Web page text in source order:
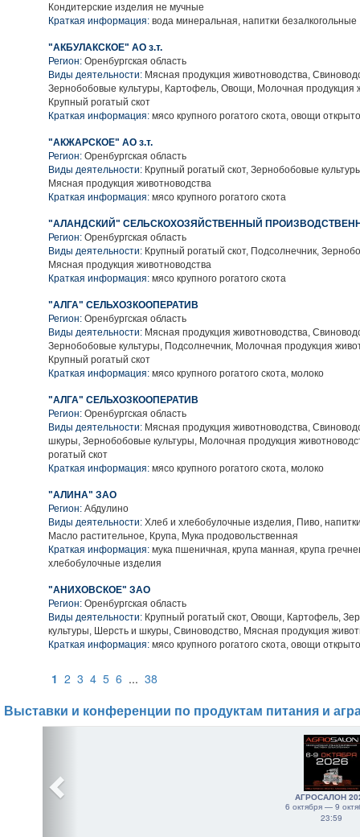
Кондитерские изделия не мучные
Краткая информация: вода минеральная, напитки безалкогольные
"АКБУЛАКСКОЕ" АО з.т.
Регион: Оренбургская область
Виды деятельности: Мясная продукция животноводства,
Зернобобовые культуры, Картофель, Овощи, Молочная продукция
Крупный рогатый скот
Краткая информация: мясо крупного рогатого скота, овощи
"АКЖАРСКОЕ" АО з.т.
Регион: Оренбургская область
Виды деятельности: Крупный рогатый скот, Зернобобовые
Мясная продукция животноводства
Краткая информация: мясо крупного рогатого скота
"АЛАНДСКИЙ" СЕЛЬСКОХОЗЯЙСТВЕННЫЙ
Регион: Оренбургская область
Виды деятельности: Крупный рогатый скот, Подсолнечник,
Мясная продукция животноводства
Краткая информация: мясо крупного рогатого скота
"АЛГА" СЕЛЬХОЗКООПЕРАТИВ
Регион: Оренбургская область
Виды деятельности: Мясная продукция животноводства,
Зернобобовые культуры, Подсолнечник, Молочная продукция
Крупный рогатый скот
Краткая информация: мясо крупного рогатого скота, молоко
"АЛГА" СЕЛЬХОЗКООПЕРАТИВ
Регион: Оренбургская область
Виды деятельности: Мясная продукция животноводства,
шкуры, Зернобобовые культуры, Молочная продукция
рогатый скот
Краткая информация: мясо крупного рогатого скота, молоко
"АЛИНА" ЗАО
Регион: Абдулино
Виды деятельности: Хлеб и хлебобулочные изделия, Пиво,
Масло растительное, Крупа, Мука продовольственная
Краткая информация: мука пшеничная, крупа манная, крупа
хлебобулочные изделия
"АНИХОВСКОЕ" ЗАО
Регион: Оренбургская область
Виды деятельности: Крупный рогатый скот, Овощи, Картофель,
культуры, Шерсть и шкуры, Свиноводство, Мясная продукция
Краткая информация: мясо крупного рогатого скота, овощи
1 2 3 4 5 6 ... 38
Выставки и конференции по продуктам питания и
АГРОСАЛОН
6 октября — 9
23:59